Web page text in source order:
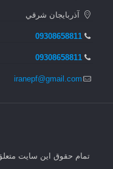
آذربايجان شرقي
09308658811
09308658811
iranepf@gmail.com
تمام حقوق این سایت